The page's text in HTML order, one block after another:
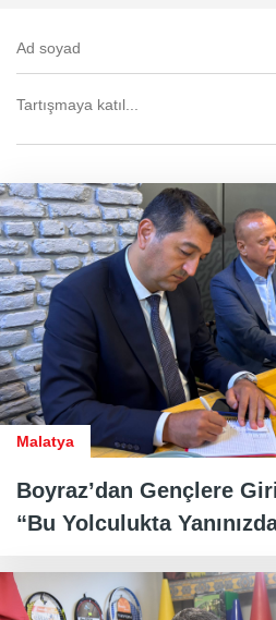
Malatya
Boyraz’dan Gençlere
“Bu Yolculukta